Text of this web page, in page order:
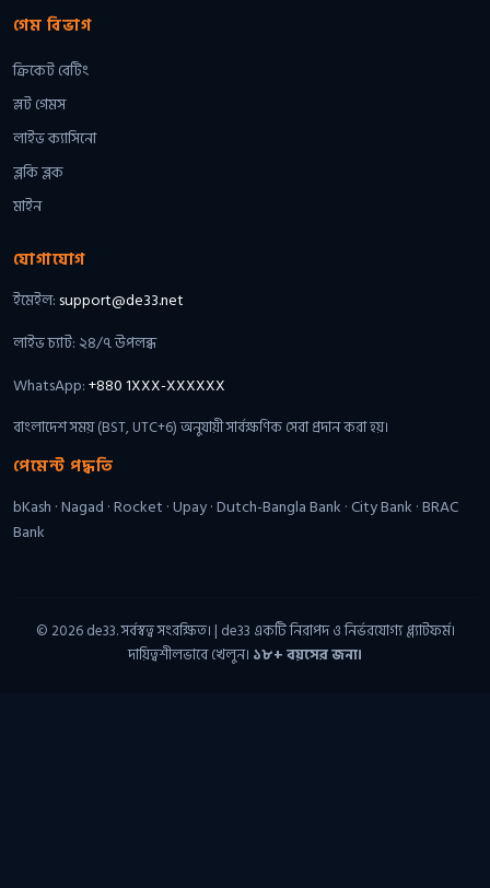
গেম বিভাগ
ক্রিকেট বেটিং
স্লট গেমস
লাইভ ক্যাসিনো
ব্লকি ব্লক
মাইন
যোগাযোগ
ইমেইল:support@de33.net
লাইভ চ্যাট: ২৪/৭ উপলব্ধ
WhatsApp:+880 1XXX-XXXXXX
বাংলাদেশ সময় (BST, UTC+6) অনুযায়ী সার্বক্ষণিক সেবা প্রদান করা হয়।
পেমেন্ট পদ্ধতি
bKash · Nagad · Rocket · Upay · Dutch-Bangla Bank · City Bank · BRAC
Bank
© 2026 de33. সর্বস্বত্ব সংরক্ষিত। | de33 একটি নিরাপদ ও নির্ভরযোগ্য প্ল্যাটফর্ম।
দায়িত্বশীলভাবে খেলুন। ১৮+ বয়সের জন্য।